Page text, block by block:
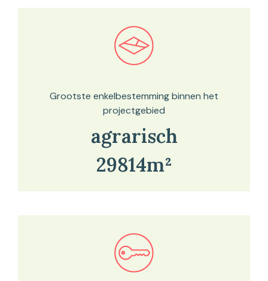
Bekijk in onze kaartviewer
Grootste enkelbestemming binnen het
projectgebied
agrarisch
29814m²
Bekijk in onze kaartviewer